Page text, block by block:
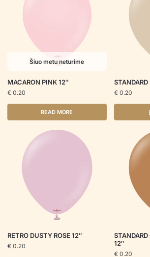
Šiuo metu neturime
MACARON PINK 12″
€ 0.20
READ MORE
€ 0.20
RETRO DUSTY ROSE 12″
€ 0.20
12″
€ 0.20